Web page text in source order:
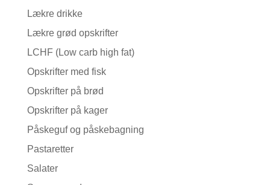
Lækre drikke
Lækre grød opskrifter
LCHF (Low carb high fat)
Opskrifter med fisk
Opskrifter på brød
Opskrifter på kager
Påskeguf og påskebagning
Pastaretter
Salater